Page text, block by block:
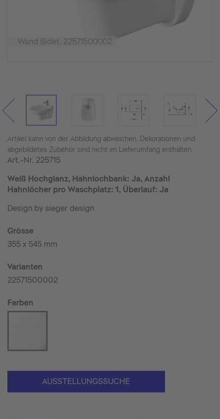
Wand Bidet, 22571500002
Artikel kann von der Abbildung abweichen. Dekorationen und
abgebildetes Zubehör sind nicht im Lieferumfang enthalten.
Art.-Nr. 225715
Weiß Hochglanz, Hahnlochbank: Ja, Anzahl
Hahnlöcher pro Waschplatz: 1, Überlauf: Ja
Design by sieger design
Grösse
355 x 545 mm
Varianten
22571500002
Farben
AUSSTELLUNGSSUCHE